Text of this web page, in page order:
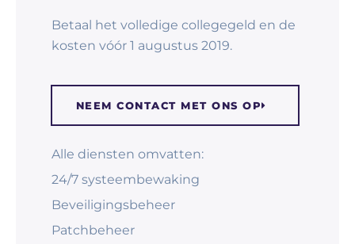
Betaal het volledige collegegeld en de
kosten vóór 1 augustus 2019.
NEEM CONTACT MET ONS OP
Alle diensten omvatten:
24/7 systeembewaking
Beveiligingsbeheer
Patchbeheer